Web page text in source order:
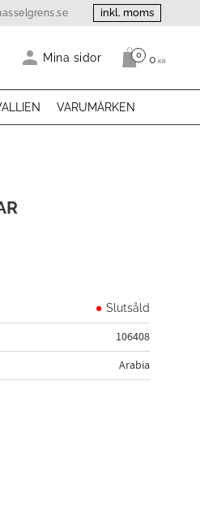
inkl. moms
Mina sidor Antal
0 0 KR
VARUMÄRKEN
Slutsåld
106408
Arabia